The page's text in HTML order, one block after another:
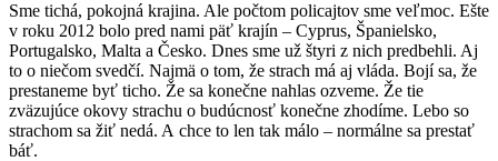
Sme tichá, pokojná krajina. Ale počtom policajtov sme veľmoc. Ešte
v roku 2012 bolo pred nami päť krajín – Cyprus, Španielsko,
Portugalsko, Malta a Česko. Dnes sme už štyri z nich predbehli. Aj
to o niečom svedčí. Najmä o tom, že strach má aj vláda. Bojí sa, že
prestaneme byť ticho. Že sa konečne nahlas ozveme. Že tie
zväzujúce okovy strachu o budúcnosť konečne zhodíme. Lebo so
strachom sa žiť nedá. A chce to len tak málo – normálne sa prestať
báť.